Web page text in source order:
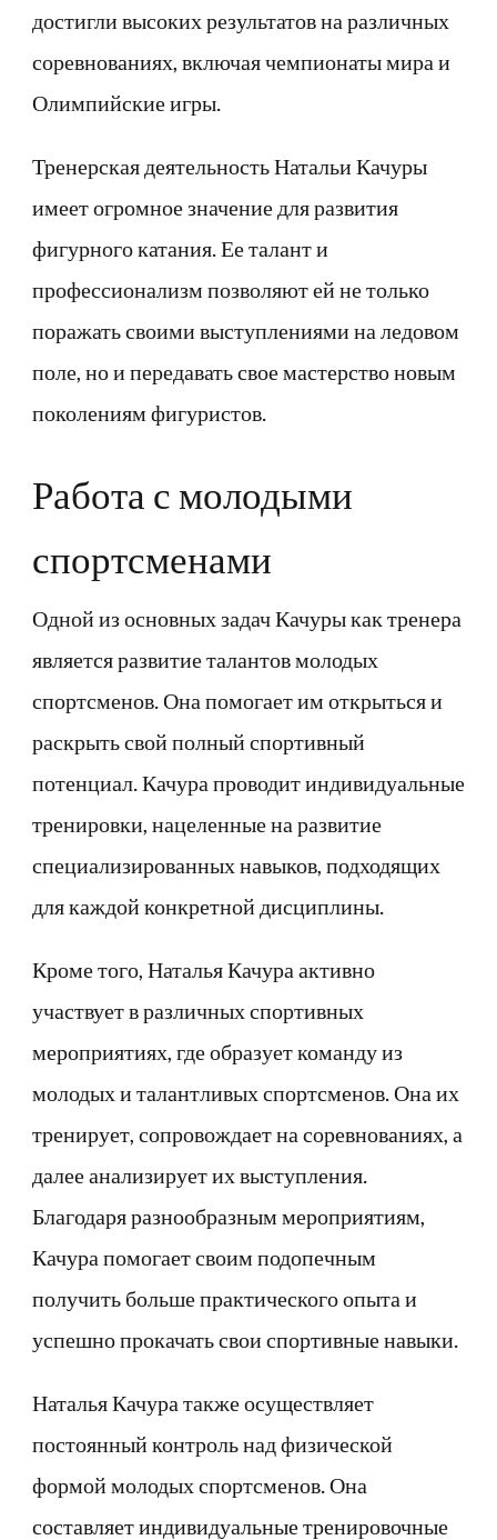
достигли высоких результатов на различных
соревнованиях, включая чемпионаты мира и
Олимпийские игры.
Тренерская деятельность Натальи Качуры
имеет огромное значение для развития
фигурного катания. Ее талант и
профессионализм позволяют ей не только
поражать своими выступлениями на ледовом
поле, но и передавать свое мастерство новым
поколениям фигуристов.
Работа с молодыми
спортсменами
Одной из основных задач Качуры как тренера
является развитие талантов молодых
спортсменов. Она помогает им открыться и
раскрыть свой полный спортивный
потенциал. Качура проводит индивидуальные
тренировки, нацеленные на развитие
специализированных навыков, подходящих
для каждой конкретной дисциплины.
Кроме того, Наталья Качура активно
участвует в различных спортивных
мероприятиях, где образует команду из
молодых и талантливых спортсменов. Она их
тренирует, сопровождает на соревнованиях, а
далее анализирует их выступления.
Благодаря разнообразным мероприятиям,
Качура помогает своим подопечным
получить больше практического опыта и
успешно прокачать свои спортивные навыки.
Наталья Качура также осуществляет
постоянный контроль над физической
формой молодых спортсменов. Она
составляет индивидуальные тренировочные